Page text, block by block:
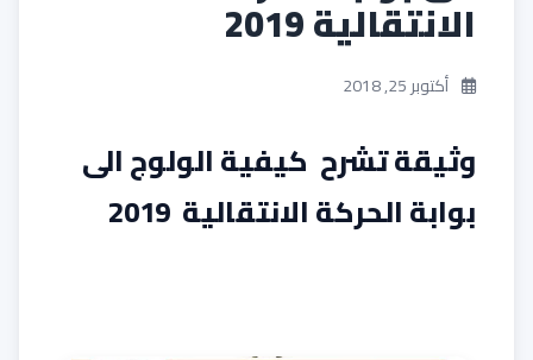
الانتقالية 2019
أكتوبر 25, 2018
وثيقة تشرح كيفية الولوج الى
بوابة الحركة الانتقالية 2019